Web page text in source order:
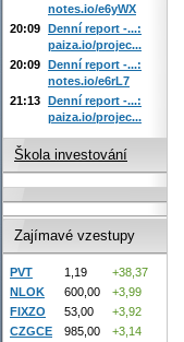
notes.io/e6yWX
20:09 Denní report -...:
paiza.io/projec...
20:09 Denní report -...:
notes.io/e6rL7
21:13 Denní report -...:
paiza.io/projec...
Škola investování
Zajímavé vzestupy
PVT 1,19
+38,37
NLOK
600,00
+3,99
FIXZO
53,00
+3,92
CZGCE
985,00
+3,14